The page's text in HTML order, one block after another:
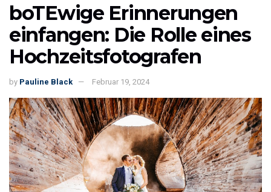
boTEwige Erinnerungen
einfangen: Die Rolle eines
Hochzeitsfotografen
by Pauline Black Februar 19, 2024